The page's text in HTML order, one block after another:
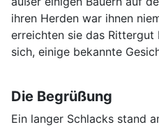
ihren Herden war ihnen
erreichten sie das
sich, einige bekannte
Die Begrüßung
Ein langer Schlacks stand